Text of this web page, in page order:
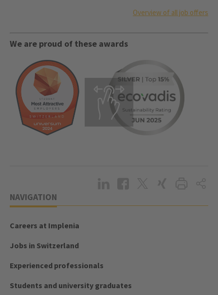
Overview of all job offers
We are proud of these awards
NAVIGATION
Careers at Implenia
Jobs in Switzerland
Experienced professionals
Students and university graduates